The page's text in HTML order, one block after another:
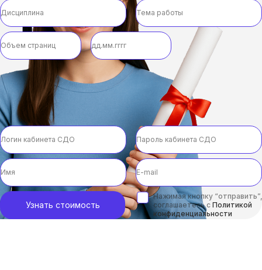
Узнать стоимость
Нажимая кнопку
соглашаетесь с Политикой
конфиденциальности